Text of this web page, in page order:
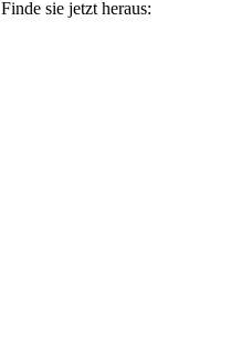
Finde sie jetzt heraus: